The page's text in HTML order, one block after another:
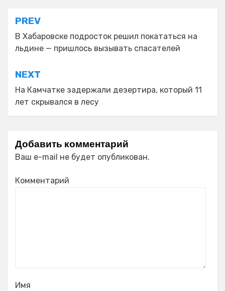
Навигация
по
записям
PREV
В Хабаровске подросток решил покататься на
льдине — пришлось вызывать спасателей
NEXT
На Камчатке задержали дезертира, который 11
лет скрывался в лесу
Добавить комментарий
Ваш e-mail не будет опубликован.
Комментарий
Имя